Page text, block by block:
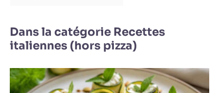
Dans la catégorie Recettes
italiennes (hors pizza)